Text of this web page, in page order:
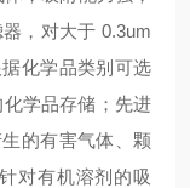
，对大于 0.3um
化学品类别可选
学品存储；先进
的有害气体、颗
对有机溶剂的吸